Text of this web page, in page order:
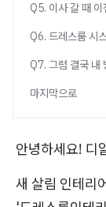
Q5. 이사 갈 때 이
Q6. 드레스룸 시
Q7. 그럼 결국 내
마지막으로
안녕하세요! 디
새 살림 인테리